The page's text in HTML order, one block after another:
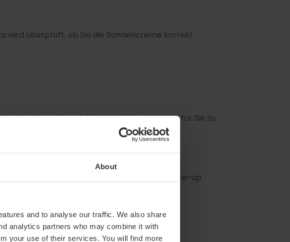
About
and to analyse our traffic. We also share
analytics partners who may combine it with
your use of their services. You will find more
wird überprüft, ob Sie die Sonnencreme korrekt
um die perfekte Hautpflege-Routine für Sie zu
Gesichtspflegeprodukte ausprobieren.
Schminktisch ausgestattet, damit Sie Ihr Make-up
verschiedener Parfums an
ihre Produkte auszuprobieren